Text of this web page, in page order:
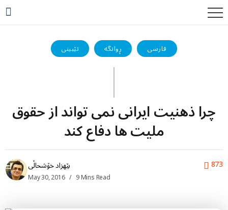
تێبینی ڕوانگە فارسی
چرا ذهنیت ایرانی نمی تواند از حقوق
ملیت ها دفاع کند
بێهزاد خۆشحاڵی
May 30, 2016 9 Mins Read
873